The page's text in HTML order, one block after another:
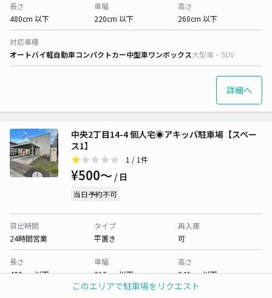
このエリアで駐車場をリクエスト
長さ
480cm 以下
車幅
220cm 以下
高さ
260cm 以下
対応車種
オートバイ軽自動車コンパクトカー中型車ワンボックス大型車・SUV
詳細へ
中央2丁目14-4 個人宅◉アキッパ駐車場【スペー
ス1】
1 / 1件
¥500〜 / 日
当日予約不可
貸出時間
24時間営業
タイプ
平置き
再入庫
可
長さ
480cm 以下
車幅
210cm 以下
高さ
240cm 以下